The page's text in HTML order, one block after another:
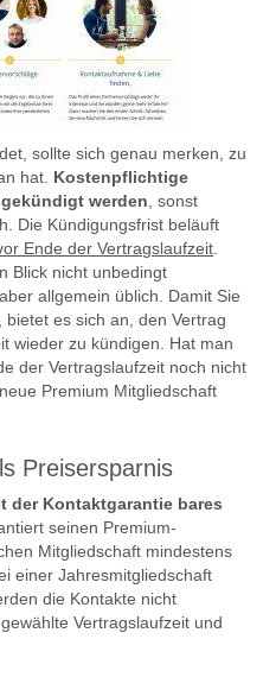
sollte sich genau merken, zu
hat. Kostenpflichtige
werden , sonst
Die Kündigungsfrist beläuft
Ende der Vertragslaufzeit
Blick nicht unbedingt
allgemein üblich. Damit Sie
es sich an, den Vertrag
wieder zu kündigen. Hat man
der Vertragslaufzeit noch nicht
Premium Mitgliedschaft
Preisersparnis
der Kontaktgarantie bares
seinen Premium-
Mitgliedschaft mindestens
einer Jahresmitgliedschaft
die Kontakte nicht
Vertragslaufzeit und